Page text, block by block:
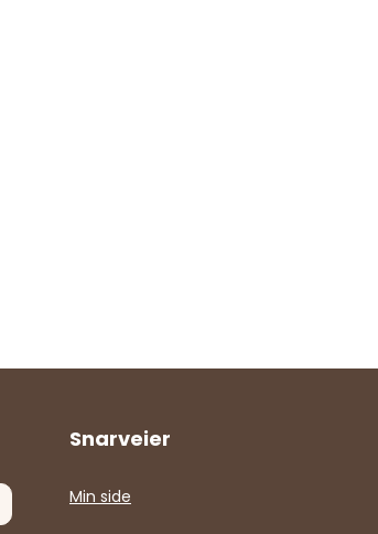
Snarveier
Min side